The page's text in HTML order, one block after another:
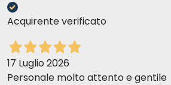
Acquirente verificato
17 Luglio 2026
Personale molto attento e gentile